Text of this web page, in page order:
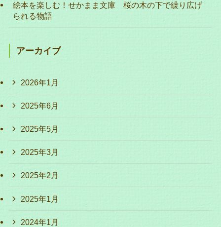
絵本を楽しむ！せかまま文庫 桜の木の下で繰り広げ
られる物語
アーカイブ
2026年1月
2025年6月
2025年5月
2025年3月
2025年2月
2025年1月
2024年1月